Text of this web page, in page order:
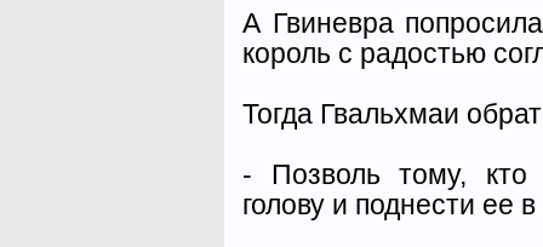
А Гвиневра
король с радостью
Тогда Гвальхмаи
- Позволь тому, кто
голову и поднести ее